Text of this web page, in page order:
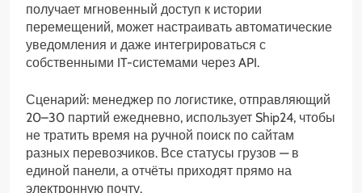
получает мгновенный доступ к истории
перемещений, может настраивать автоматические
уведомления и даже интегрироваться с
собственными IT-системами через API.
Сценарий: менеджер по логистике, отправляющий
20–30 партий ежедневно, использует Ship24, чтобы
не тратить время на ручной поиск по сайтам
разных перевозчиков. Все статусы грузов — в
единой панели, а отчёты приходят прямо на
электронную почту.